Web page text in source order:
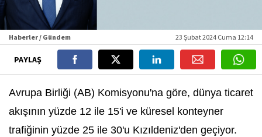
Haberler / Gündem 23 Şubat 2024 Cuma 12:14
PAYLAŞ
Avrupa Birliği (AB) Komisyonu'na göre, dünya ticaret
akışının yüzde 12 ile 15'i ve küresel konteyner
trafiğinin yüzde 25 ile 30'u Kızıldeniz'den geçiyor.